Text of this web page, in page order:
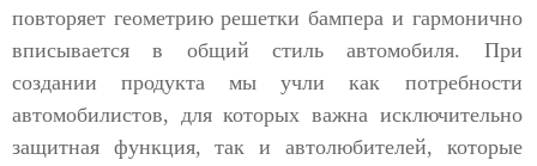
повторяет геометрию решетки бампера и гармонично
вписывается в общий стиль автомобиля. При
создании продукта мы учли как потребности
автомобилистов, для которых важна исключительно
защитная функция, так и автолюбителей, которые